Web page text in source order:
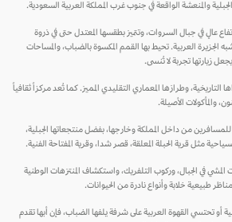
والمنعشة الواقعة في جنوب غرب المملكة العربية السعودية.
عالٍ في جبال السروات، وتتميز بطقسها المعتدل حتى في ذروة
العربية. تحيط بها القمم المكسوة بالضباب، والمساحات
زيارتها تجربة لا تُنسى.
وطرازها المعماري التقليدي المميز. كما تُعد مركزاً ثقافياً
الأصيلة.
من داخل المملكة وخارجها، بفضل منتجعاتها الجبلية،
مثل قرية الحبلة المعلقة، قصر شدا، وقرية المفتاحة الفنية.
في الجبال، وركوب التلفريك، واستكشاف المنتزهات الوطنية
طبيعية خلابة وأنواع نادرة من الحيوانات.
تحتسي القهوة العربية على شرفة يلفها الضباب، فإن أبها تقدم